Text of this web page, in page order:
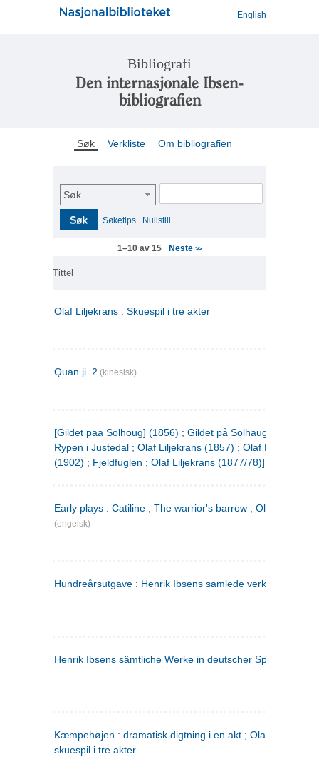
English
Bibliografi
Den internasjonale Ibsen-
bibliografien
Søk Verkliste Om bibliografien
Søk
Søk Søketips Nullstill
1–10 av 15 Neste>>
Tittel
Olaf Liljekrans : Skuespil i tre akter
Quan ji. 2 (kinesisk)
[Gildet paa Solhoug] (1856) ; Gildet på Solhaug (1883) ;
Rypen i Justedal ; Olaf Liljekrans (1857) ; Olaf Liljekrans
(1902) ; Fjeldfuglen ; Olaf Liljekrans (1877/78)]
Early plays : Catiline ; The warrior's barrow ; Olaf Liljekrans
(engelsk)
Hundreårsutgave : Henrik Ibsens samlede verker. 3
Henrik Ibsens sämtliche Werke in deutscher Sprache. 2
Kæmpehøjen : dramatisk digtning i en akt ; Olaf Liljekrans :
skuespil i tre akter